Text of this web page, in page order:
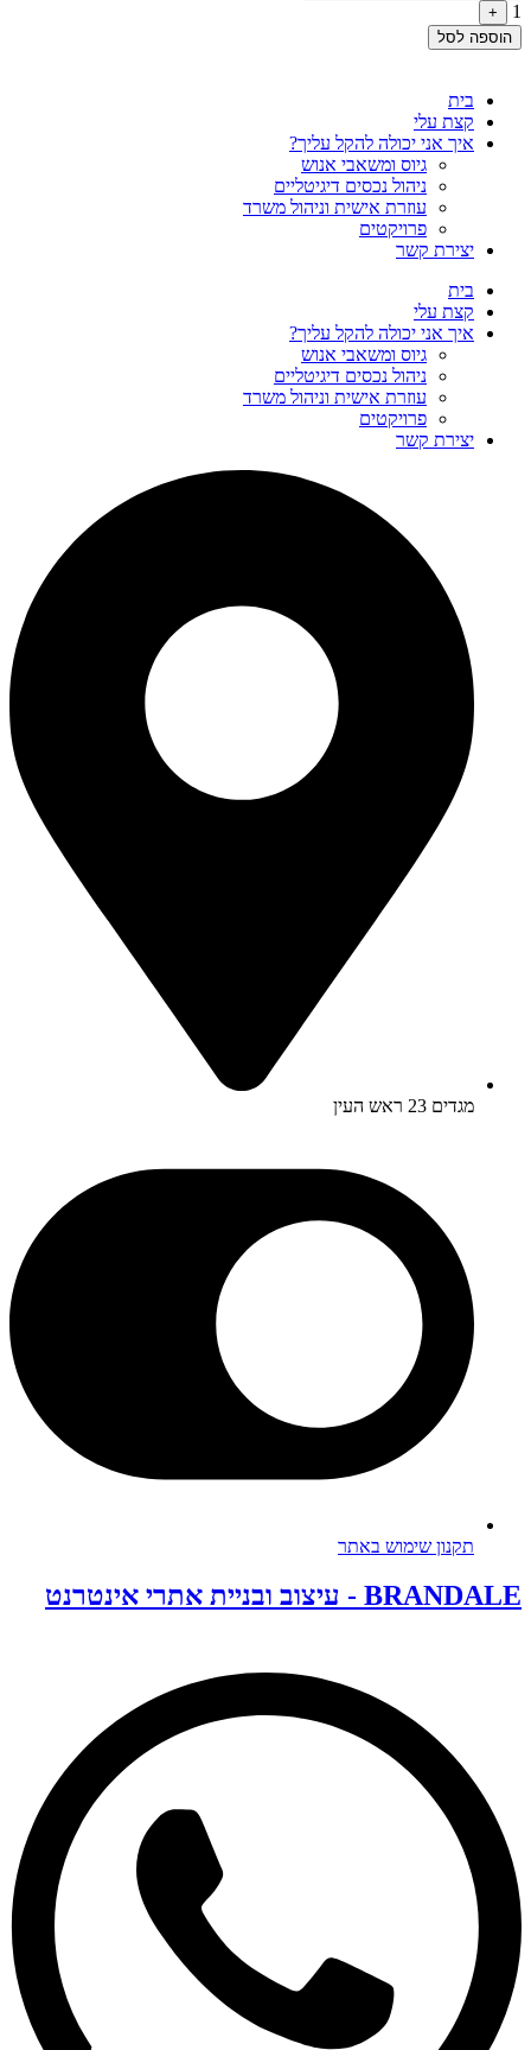
1
+
הוספה לסל
בית
קצת עלי
איך אני יכולה להקל עליך?
גיוס ומשאבי אנוש
ניהול נכסים דיגיטליים
עוזרת אישית וניהול משרד
פרויקטים
יצירת קשר
בית
קצת עלי
איך אני יכולה להקל עליך?
גיוס ומשאבי אנוש
ניהול נכסים דיגיטליים
עוזרת אישית וניהול משרד
פרויקטים
יצירת קשר
מגדים 23 ראש העין
תקנון שימוש באתר
BRANDALE - עיצוב ובניית אתרי אינטרנט